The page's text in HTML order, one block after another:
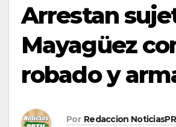
Arrestan
Mayagüez
robado y
Por Redaccion